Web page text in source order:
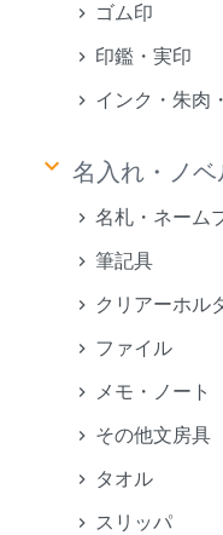
ゴム印
印鑑・実印
インク・朱肉
keyboard_arrow_down 名入れ・ノ
名札・ネーム
筆記具
クリアーホル
ファイル
メモ・ノート
その他文房具
タオル
スリッパ